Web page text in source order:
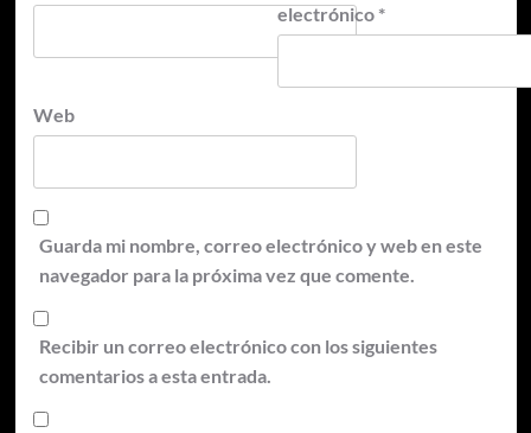
electrónico *
Web
Guarda mi nombre, correo electrónico y web en este
navegador para la próxima vez que comente.
Recibir un correo electrónico con los siguientes
comentarios a esta entrada.